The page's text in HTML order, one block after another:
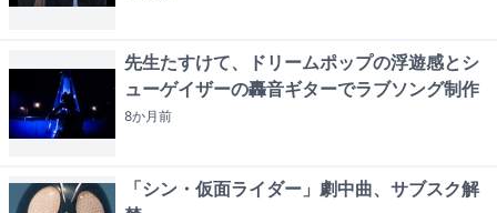
先生たすけて、ドリームポップの浮遊感とシ
ューゲイザーの轟音ギターでラブソング制作
8か月前
「シン・仮面ライダー」劇中曲、サブスク解